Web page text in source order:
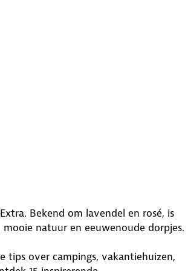
Bekend om lavendel en rosé, is
natuur en eeuwenoude dorpjes.
tips over campings, vakantiehuizen,